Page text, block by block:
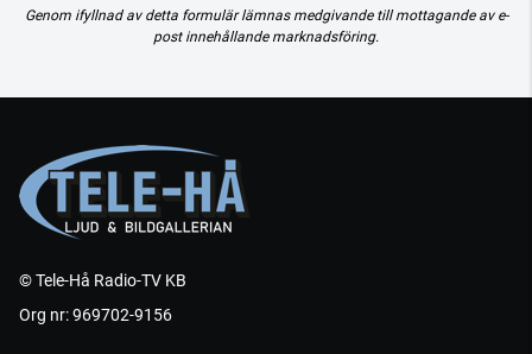
Genom ifyllnad av detta formulär lämnas medgivande till mottagande av e-
post innehållande marknadsföring.
© Tele-Hå Radio-TV KB
Org nr: 969702-9156